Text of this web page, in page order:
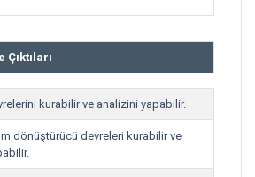
kurabilir ve analizini yapabilir.
dönüştürücü devreleri kurabilir ve